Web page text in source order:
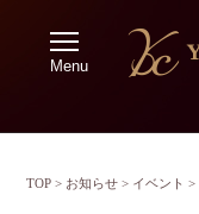
Menu
TOP > お知らせ > イベント >